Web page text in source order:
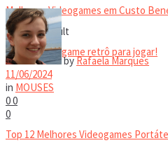
No Result
View All Result
Melhores Videogames em Custo
Melhor videogame retrô para jogar!
VIDEOGAMES PORTÁTEIS
Top 12 Melhores Videogames
byRafaela Marques
11/06/2024
in MOUSES
00
0